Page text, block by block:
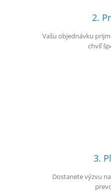
2.
Vašu objednávku
chvíľ
3.
Dostanete výzvu